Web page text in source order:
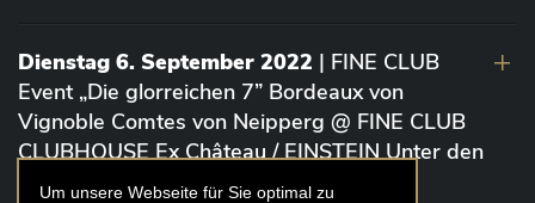
Um unsere Webseite für Sie optimal zu
Dienstag 6. September 2022 | FINE CLUB
Event „Die glorreichen 7” Bordeaux von
Vignoble Comtes von Neipperg @ FINE CLUB
CLUBHOUSE Ex Château / EINSTEIN Unter den
Linden (Berlin)